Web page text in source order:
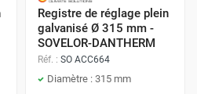
Registre de réglage plein
galvanisé Ø 315 mm -
SOVELOR-DANTHERM
Réf. : SO ACC664
Diamètre : 315 mm